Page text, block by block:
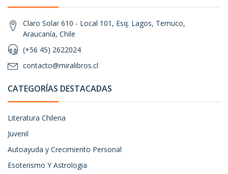
Claro Solar 610 - Local 101, Esq. Lagos, Temuco,
Araucanía, Chile
(+56 45) 2622024
contacto@miralibros.cl
CATEGORÍAS DESTACADAS
Literatura Chilena
Juvenil
Autoayuda y Crecimiento Personal
Esoterismo Y Astrologia